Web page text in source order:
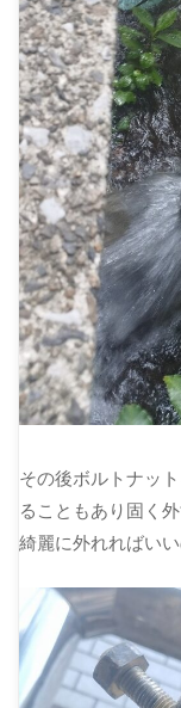
その後ボルトナッ
ることもあり固く
綺麗に外れればい